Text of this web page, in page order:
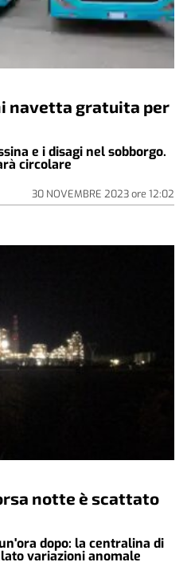
navetta gratuita per
e i disagi nel sobborgo.
circolare
30 NOVEMBRE 2023ore 12:02
notte è scattato
dopo: la centralina di
variazioni anomale